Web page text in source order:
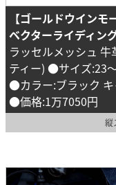
【ゴールドウイン
ベクターライディン
ラッセルメッシュ 牛
ティー) ●サイズ:23
●カラー:ブラック
●価格:1万7050円
縦